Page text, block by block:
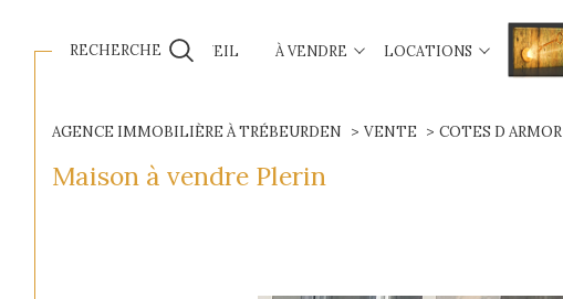
ACCUEIL À VENDRE LOCATIONS
RECHERCHE
AGENCE IMMOBILIÈRE À TRÉBEURDEN VENTE COTES D ARMOR
Maison à vendre Plerin